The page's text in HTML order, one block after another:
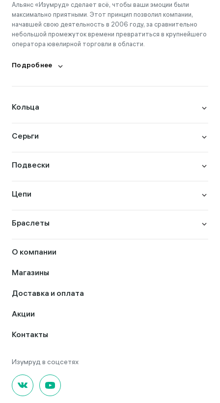
Альянс «Изумруд» сделает всё, чтобы ваши эмоции были
максимально приятными. Этот принцип позволил компании,
начавшей свою деятельность в 2006 году, за сравнительно
небольшой промежуток времени превратиться в крупнейшего
оператора ювелирной торговли в области.
Подробнее
Кольца
Серьги
Подвески
Цепи
Браслеты
О компании
Магазины
Доставка и оплата
Акции
Контакты